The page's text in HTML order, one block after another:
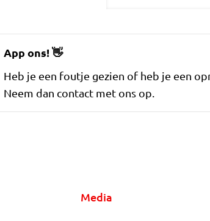
App ons!👋
Heb je een foutje gezien of heb je een
Neem dan contact met ons op.
Media